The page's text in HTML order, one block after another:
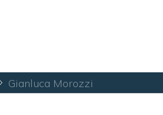
Gianluca Morozzi